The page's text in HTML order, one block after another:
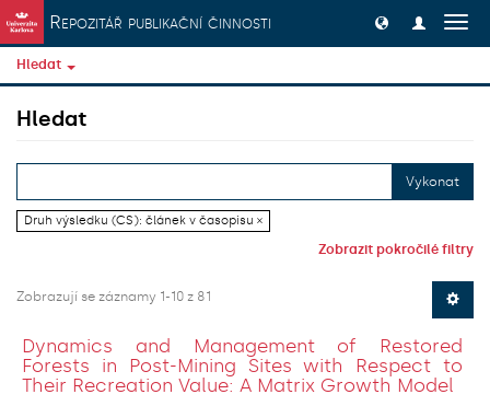
Přeskočit na obsah
Repozitář publikační činnosti
Hledat
Hledat
Vykonat
Druh výsledku (CS): článek v časopisu ×
Zobrazit pokročilé filtry
Zobrazují se záznamy 1-10 z 81
Dynamics and Management of Restored
Forests in Post-Mining Sites with Respect to
Their Recreation Value: A Matrix Growth Model